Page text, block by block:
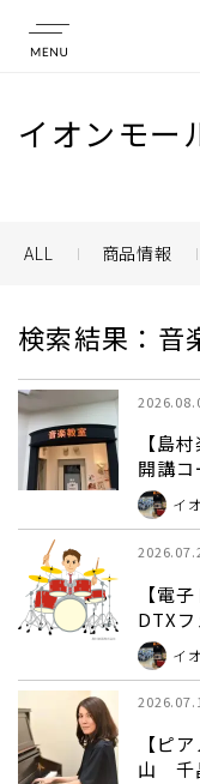
店舗情報
イオンモー
ALL 商品情報
検索結果：音
【島
開講
イ
【電
DTX
で！！イ
【ピ
山 千